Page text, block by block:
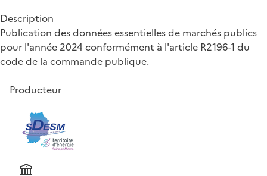
Description
Publication des données essentielles de marchés publics
pour l'année 2024 conformément à l'article R2196-1 du
code de la commande publique.
Producteur